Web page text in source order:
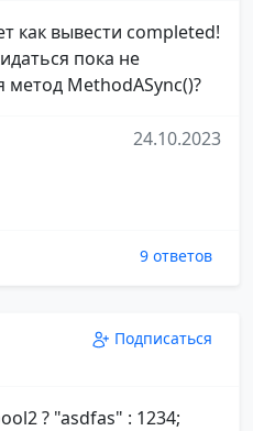
как вывести completed!
пока не
метод MethodASync()?
24.10.2023
9 ответов
Подписаться
? "asdfas" : 1234;